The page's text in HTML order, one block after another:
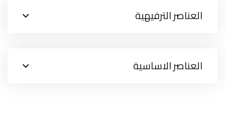
العناصر الترفيهية
العناصر الاساسية